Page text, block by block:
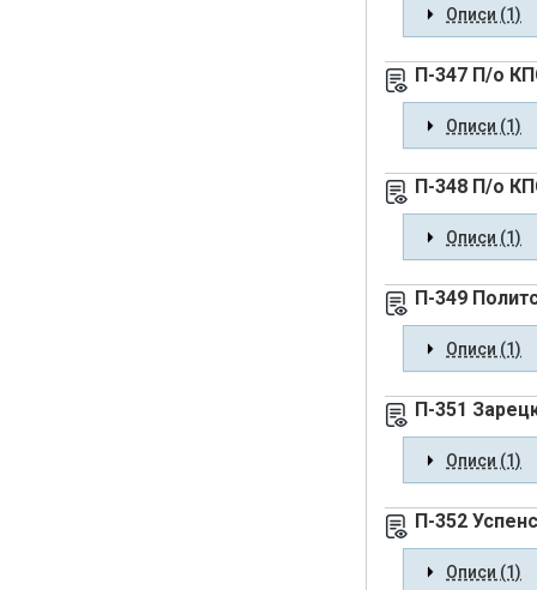
Описи (1)
П-347 П/о
Описи (1)
П-348 П/о
Описи (1)
П-349
Описи (1)
П-351
Описи (1)
П-352
Описи (1)